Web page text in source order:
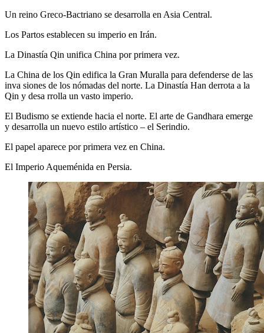
Un reino Greco-Bactriano se desarrolla en Asia Central.
Los Partos establecen su imperio en Irán.
La Dinastía Qin unifica China por primera vez.
La China de los Qin edifica la Gran Muralla para defenderse de las
inva siones de los nómadas del norte. La Dinastía Han derrota a la
Qin y desa rrolla un vasto imperio.
El Budismo se extiende hacia el norte. El arte de Gandhara emerge
y desarrolla un nuevo estilo artístico – el Serindio.
El papel aparece por primera vez en China.
El Imperio Aqueménida en Persia.